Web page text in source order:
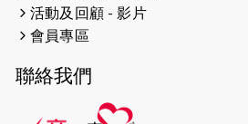
2026-04-12
2026-04-11
活動及回顧 - 影片
會員專區
聯絡我們